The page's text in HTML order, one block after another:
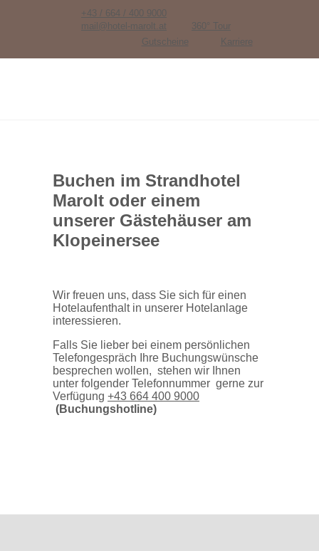
+43 / 664 / 400 9000
mail@hotel-marolt.at
360° Tour
Karriere
Gutscheine
Buchen im Strandhotel
Marolt oder einem
unserer Gästehäuser am
Klopeinersee
Wir freuen uns, dass Sie sich für einen
Hotelaufenthalt in unserer Hotelanlage
interessieren.
Falls Sie lieber bei einem persönlichen
Telefongespräch Ihre Buchungswünsche
besprechen wollen, stehen wir Ihnen
unter folgender Telefonnummer gerne zur
Verfügung +43 664 400 9000
(Buchungshotline)